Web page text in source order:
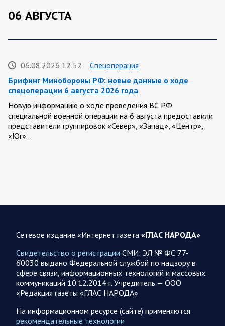
06 АВГУСТА
06.08.2026 12:52
Спецоперация
Брифинг Минобороны РФ: новые данные о ходе
спецоперации 6 августа 2026 года
Новую информацию о ходе проведения ВС РФ
специальной военной операции на 6 августа предоставили
представители группировок «Север», «Запад», «Центр»,
«Юг»…
Российские вооруженные силы нанесли удары по
вызванные…
06.08.2026 10:19
Спецоперация
Фронтовая сводка Олега Царева на утро 5 августа
2026 года
За ночь силами ПВО перехвачены и уничтожены 605
украинских БПЛА: БПЛА сбивали над территориями
Сетевое издание «Интернет газета «ГЛАС НАРОДА»
Свидетельство о регистрации СМИ: ЭЛ № ФС 77-
60030 выдано Федеральной службой по надзору в
сфере связи, информационных технологий и массовых
коммуникаций 10.12.2014 г. Учредитель — ООО
«Редакция газеты «ГЛАС НАРОДА»
На информационном ресурсе (сайте) применяются
рекомендательные технологии